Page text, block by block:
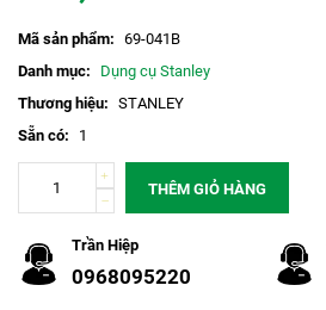
Mã sản phẩm: 69-041B
Danh mục:
Dụng cụ Stanley
Thương hiệu: STANLEY
Sẵn có:
1
THÊM GIỎ HÀNG
Trần Hiệp
0968095220